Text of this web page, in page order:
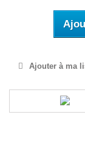
Ajouter à ma